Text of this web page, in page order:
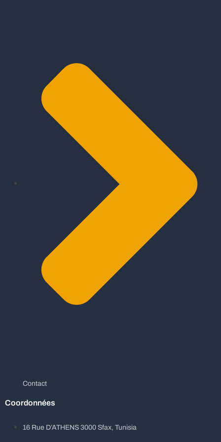
Contact
Coordonnées
16 Rue D’ATHENS 3000 Sfax, Tunisia